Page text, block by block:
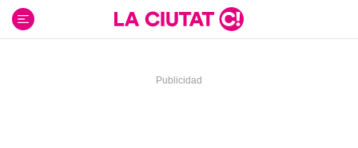
contenido